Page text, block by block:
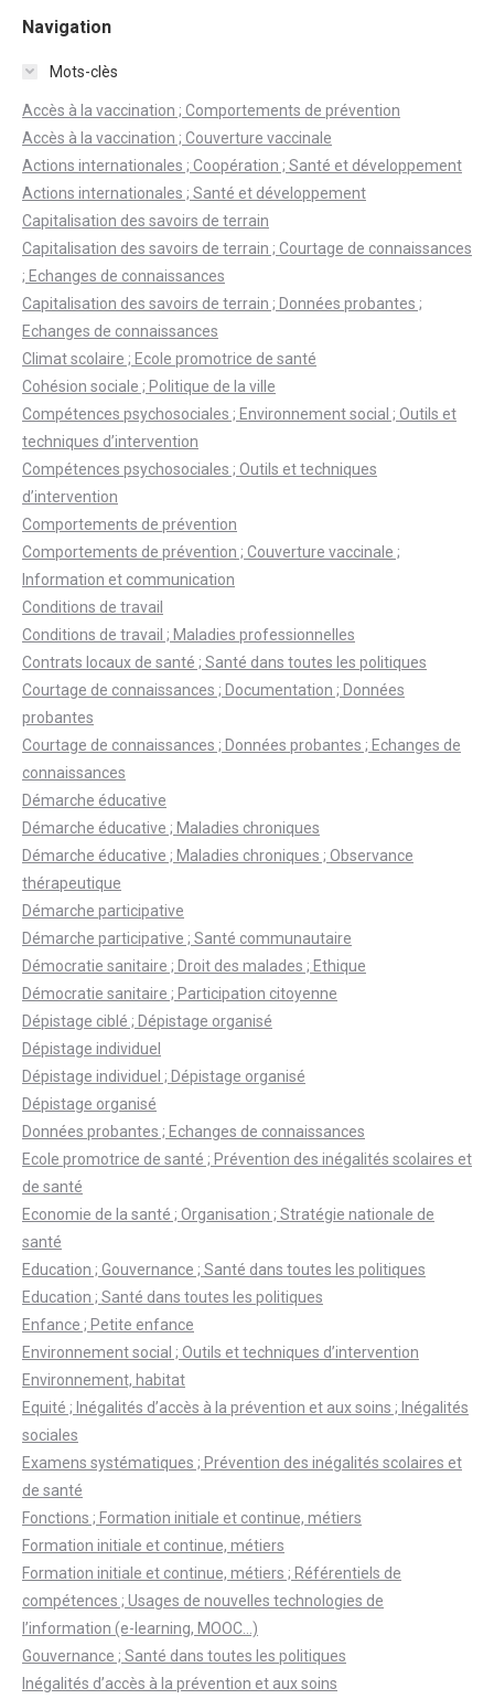
Navigation
Mots-clès
Accès à la vaccination ; Comportements de prévention
Accès à la vaccination ; Couverture vaccinale
Actions internationales ; Coopération ; Santé et développement
Actions internationales ; Santé et développement
Capitalisation des savoirs de terrain
Capitalisation des savoirs de terrain ; Courtage de connaissances
; Echanges de connaissances
Capitalisation des savoirs de terrain ; Données probantes ;
Echanges de connaissances
Climat scolaire ; Ecole promotrice de santé
Cohésion sociale ; Politique de la ville
Compétences psychosociales ; Environnement social ; Outils et
techniques d’intervention
Compétences psychosociales ; Outils et techniques
d’intervention
Comportements de prévention
Comportements de prévention ; Couverture vaccinale ;
Information et communication
Conditions de travail
Conditions de travail ; Maladies professionnelles
Contrats locaux de santé ; Santé dans toutes les politiques
Courtage de connaissances ; Documentation ; Données
probantes
Courtage de connaissances ; Données probantes ; Echanges de
connaissances
Démarche éducative
Démarche éducative ; Maladies chroniques
Démarche éducative ; Maladies chroniques ; Observance
thérapeutique
Démarche participative
Démarche participative ; Santé communautaire
Démocratie sanitaire ; Droit des malades ; Ethique
Démocratie sanitaire ; Participation citoyenne
Dépistage ciblé ; Dépistage organisé
Dépistage individuel
Dépistage individuel ; Dépistage organisé
Dépistage organisé
Données probantes ; Echanges de connaissances
Ecole promotrice de santé ; Prévention des inégalités scolaires et
de santé
Economie de la santé ; Organisation ; Stratégie nationale de
santé
Education ; Gouvernance ; Santé dans toutes les politiques
Education ; Santé dans toutes les politiques
Enfance ; Petite enfance
Environnement social ; Outils et techniques d’intervention
Environnement, habitat
Equité ; Inégalités d’accès à la prévention et aux soins ; Inégalités
sociales
Examens systématiques ; Prévention des inégalités scolaires et
de santé
Fonctions ; Formation initiale et continue, métiers
Formation initiale et continue, métiers
Formation initiale et continue, métiers ; Référentiels de
compétences ; Usages de nouvelles technologies de
l’information (e-learning, MOOC…)
Gouvernance ; Santé dans toutes les politiques
Inégalités d’accès à la prévention et aux soins